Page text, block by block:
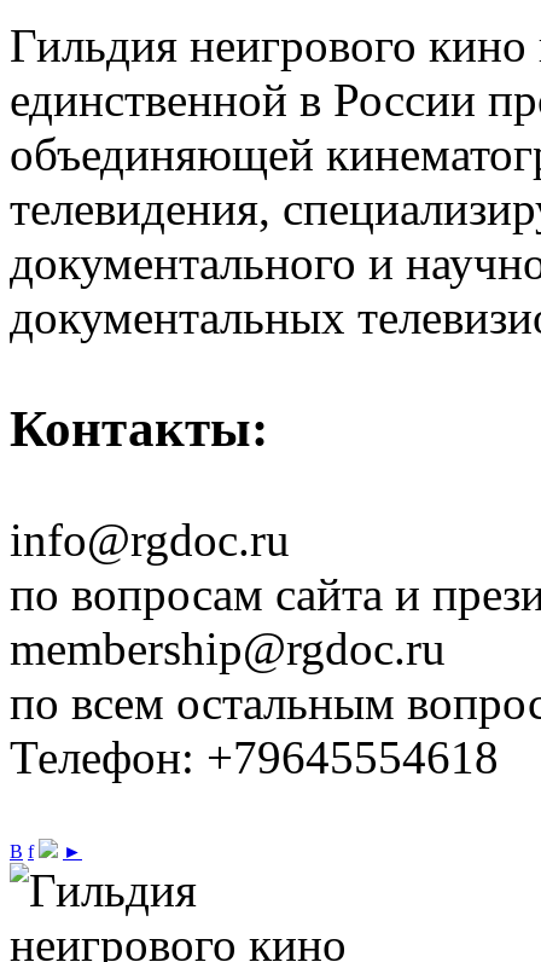
Гильдия неигрового кино
единственной в России
объединяющей
телевидения,
документального и
документальных
Контакты:
info@rgdoc.ru
по вопросам сайта и
membership@rgdoc.ru
по всем остальным
Телефон: +79645554618
В f ►